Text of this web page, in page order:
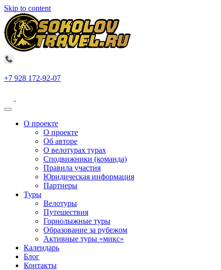
Skip to content
+7 928 172-92-07
О проекте
О проекте
Об авторе
О велотурах турах
Сподвижники (команда)
Правила участия
Юридическая информация
Партнеры
Туры
Велотуры
Путешествия
Горнолыжные туры
Образование за рубежом
Активные туры «микс»
Календарь
Блог
Контакты